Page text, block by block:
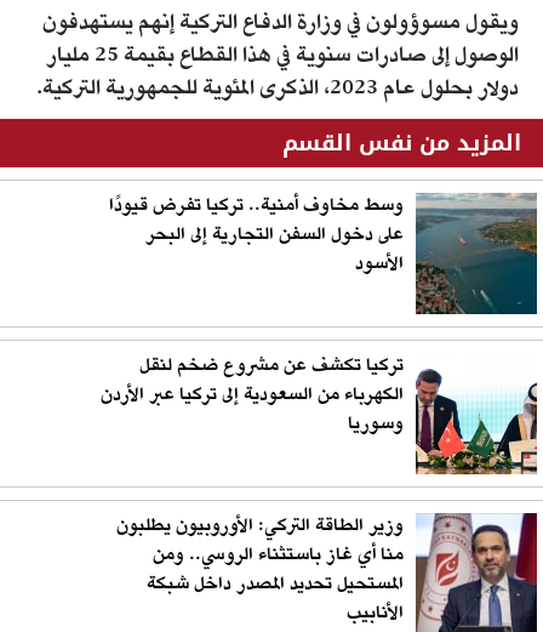
ويقول مسوؤولون في وزارة الدفاع التركية إنهم يستهدفون
الوصول إلى صادرات سنوية في هذا القطاع بقيمة 25 مليار
دولار بحلول عام 2023، الذكرى المئوية للجمهورية التركية.
المزيد من نفس القسم
وسط مخاوف أمنية.. تركيا تفرض قيودًا
على دخول السفن التجارية إلى البحر
الأسود
تركيا تكشف عن مشروع ضخم لنقل
الكهرباء من السعودية إلى تركيا عبر الأردن
وسوريا
وزير الطاقة التركي: الأوروبيون يطلبون
منا أي غاز باستثناء الروسي.. ومن
المستحيل تحديد المصدر داخل شبكة
الأنابيب